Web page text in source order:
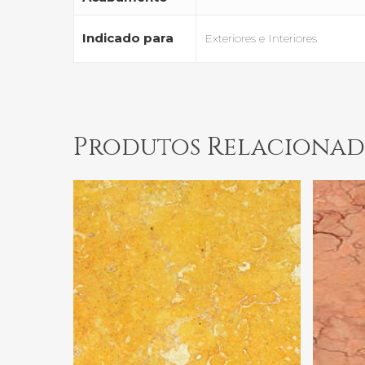
Indicado para Exteriores e Interiores
Produtos